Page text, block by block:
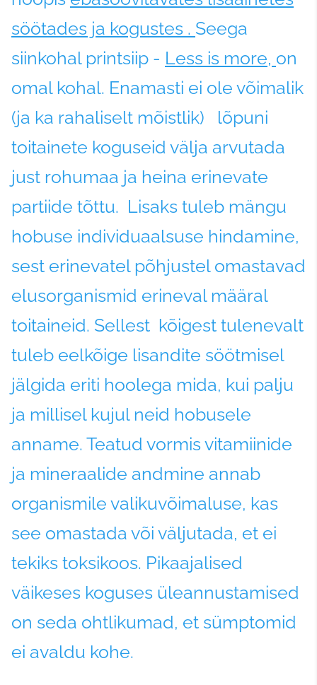
söötades ja kogustes . Seega
siinkohal printsiip - Less is more, on
omal kohal. Enamasti ei ole võimalik
(ja ka rahaliselt mõistlik) lõpuni
toitainete koguseid välja arvutada
just rohumaa ja heina erinevate
partiide tõttu. Lisaks tuleb mängu
hobuse individuaalsuse hindamine,
sest erinevatel põhjustel omastavad
elusorganismid erineval määral
toitaineid. Sellest kõigest tulenevalt
tuleb eelkõige lisandite söötmisel
jälgida eriti hoolega mida, kui palju
ja millisel kujul neid hobusele
anname. Teatud vormis vitamiinide
ja mineraalide andmine annab
organismile valikuvõimaluse, kas
see omastada või väljutada, et ei
tekiks toksikoos. Pikaajalised
väikeses koguses üleannustamised
on seda ohtlikumad, et sümptomid
ei avaldu kohe.